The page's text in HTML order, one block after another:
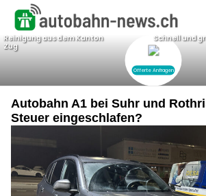
Autobahn A1 bei Suhr und
Steuer eingeschlafen?